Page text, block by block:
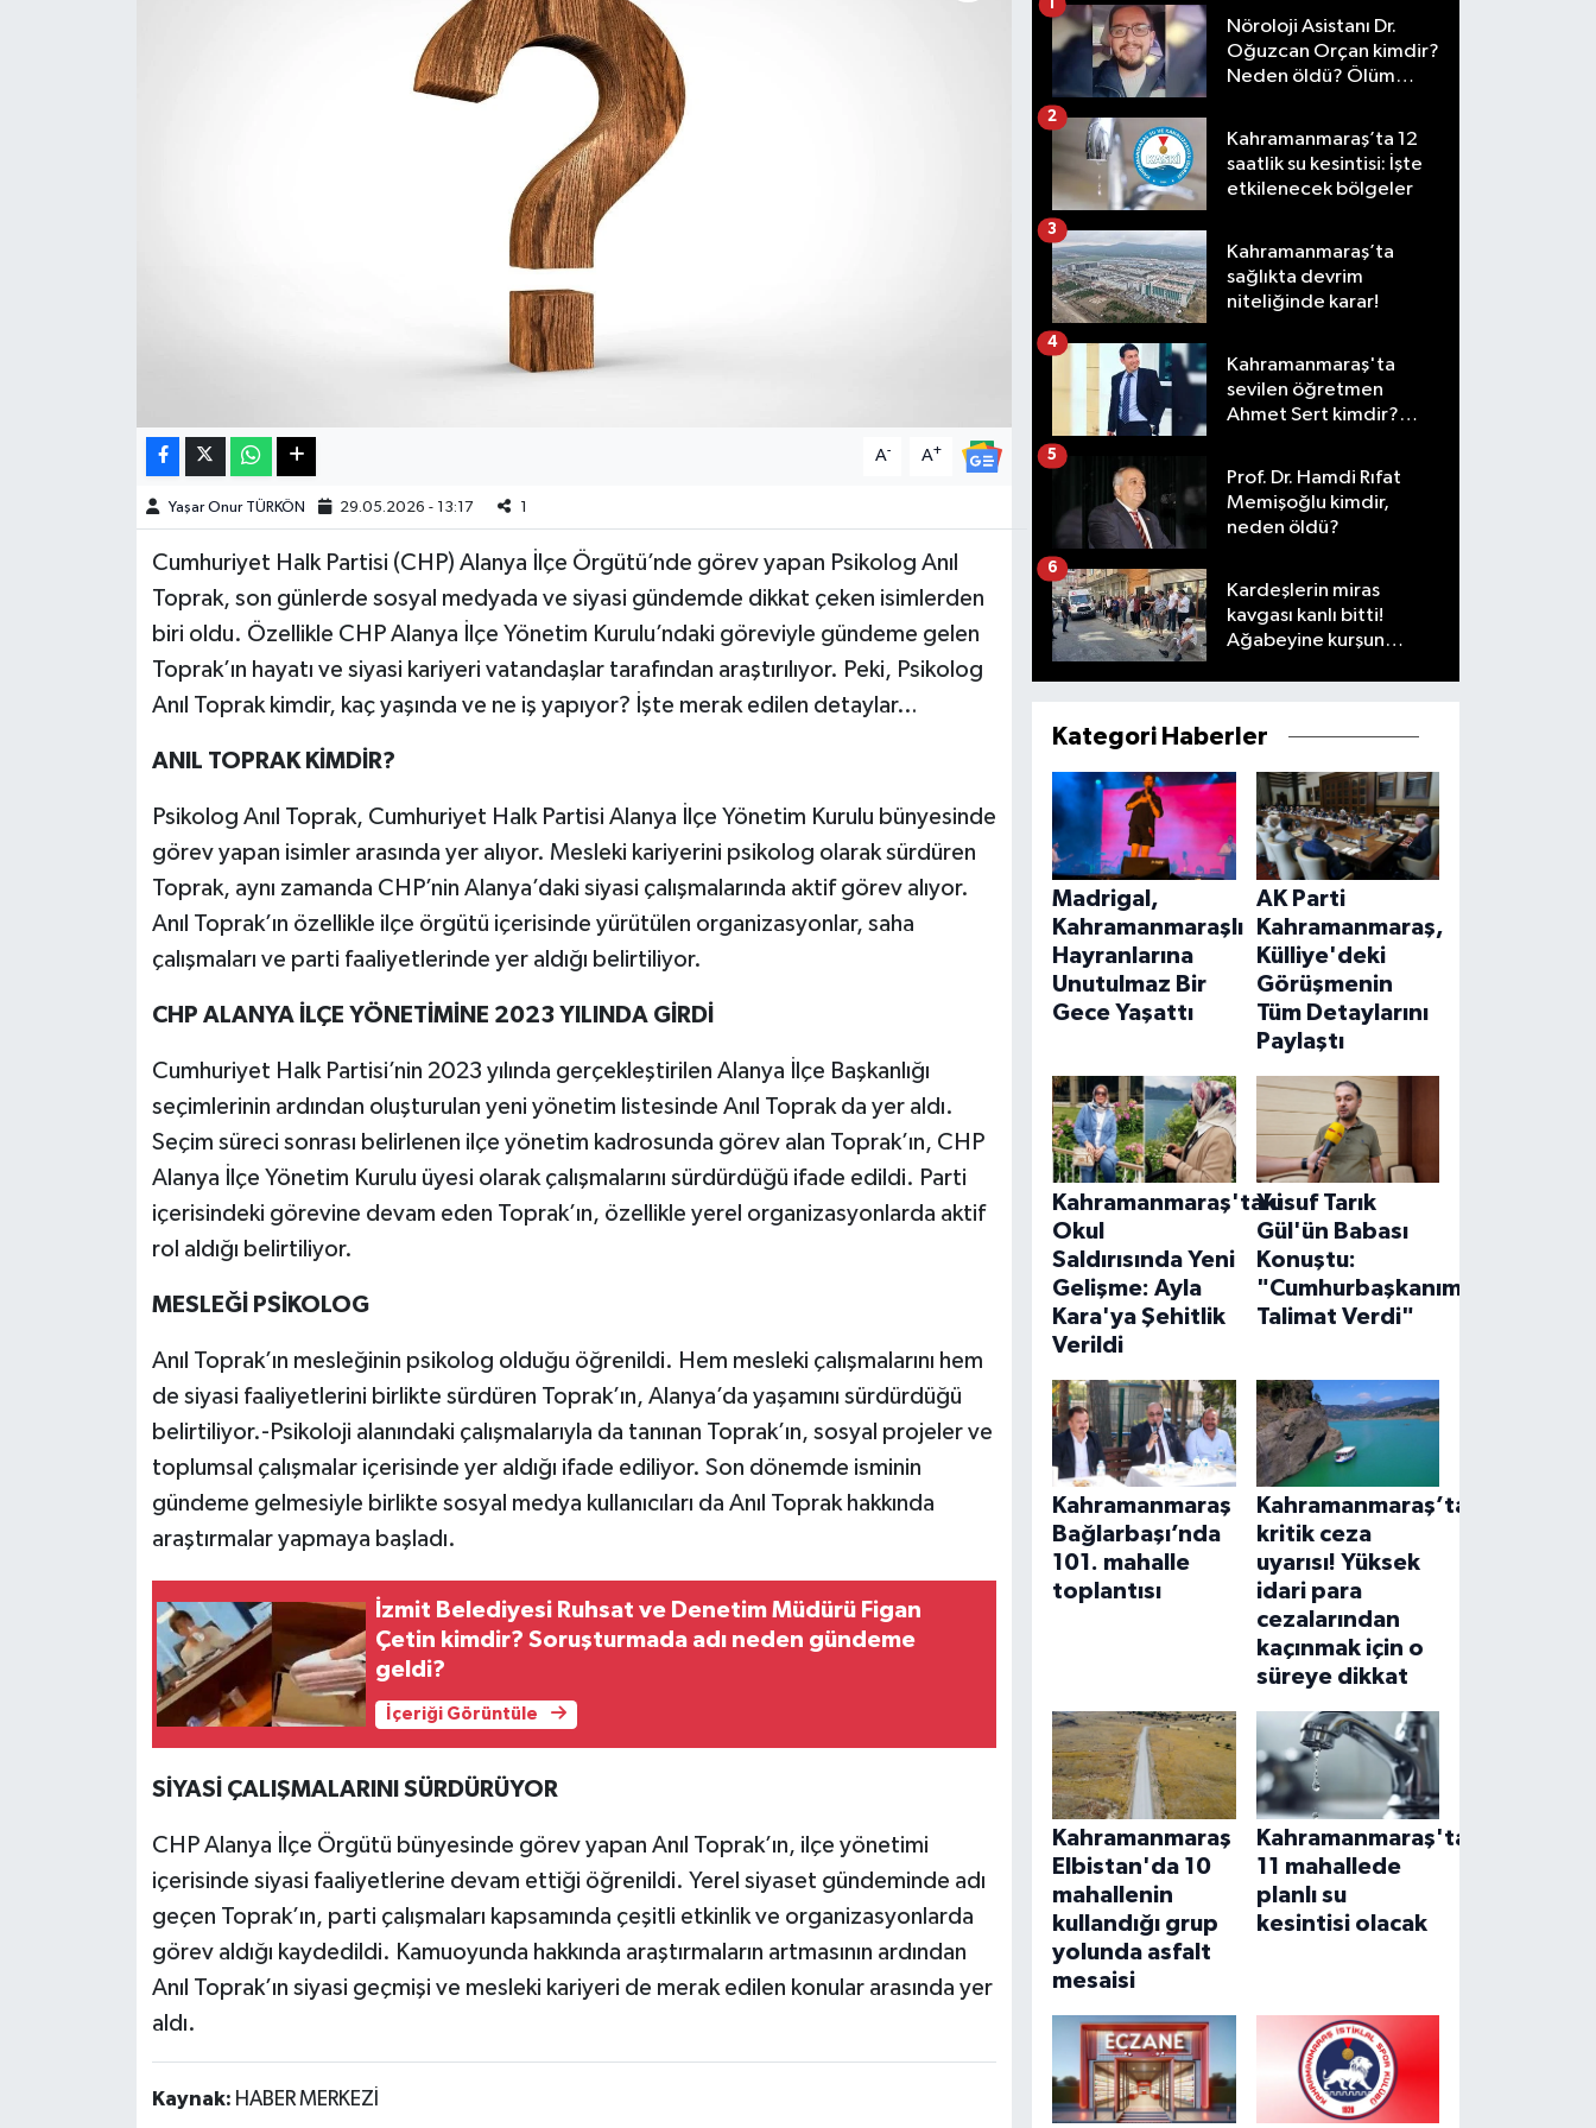
A- A+
Yaşar Onur TÜRKÖN 29.05.2026 - 13:17 1
Cumhuriyet Halk Partisi (CHP) Alanya İlçe Örgütü’nde görev yapan Psikolog Anıl
Toprak, son günlerde sosyal medyada ve siyasi gündemde dikkat çeken isimlerden
biri oldu. Özellikle CHP Alanya İlçe Yönetim Kurulu’ndaki göreviyle gündeme gelen
Toprak’ın hayatı ve siyasi kariyeri vatandaşlar tarafından araştırılıyor. Peki, Psikolog
Anıl Toprak kimdir, kaç yaşında ve ne iş yapıyor? İşte merak edilen detaylar…
ANIL TOPRAK KİMDİR?
Psikolog Anıl Toprak, Cumhuriyet Halk Partisi Alanya İlçe Yönetim Kurulu bünyesinde
görev yapan isimler arasında yer alıyor. Mesleki kariyerini psikolog olarak sürdüren
Toprak, aynı zamanda CHP’nin Alanya’daki siyasi çalışmalarında aktif görev alıyor.
Anıl Toprak’ın özellikle ilçe örgütü içerisinde yürütülen organizasyonlar, saha
çalışmaları ve parti faaliyetlerinde yer aldığı belirtiliyor.
CHP ALANYA İLÇE YÖNETİMİNE 2023 YILINDA GİRDİ
Cumhuriyet Halk Partisi’nin 2023 yılında gerçekleştirilen Alanya İlçe Başkanlığı
seçimlerinin ardından oluşturulan yeni yönetim listesinde Anıl Toprak da yer aldı.
Seçim süreci sonrası belirlenen ilçe yönetim kadrosunda görev alan Toprak’ın, CHP
Alanya İlçe Yönetim Kurulu üyesi olarak çalışmalarını sürdürdüğü ifade edildi. Parti
içerisindeki görevine devam eden Toprak’ın, özellikle yerel organizasyonlarda aktif
rol aldığı belirtiliyor.
MESLEĞİ PSİKOLOG
Anıl Toprak’ın mesleğinin psikolog olduğu öğrenildi. Hem mesleki çalışmalarını hem
de siyasi faaliyetlerini birlikte sürdüren Toprak’ın, Alanya’da yaşamını sürdürdüğü
belirtiliyor.-Psikoloji alanındaki çalışmalarıyla da tanınan Toprak’ın, sosyal projeler ve
toplumsal çalışmalar içerisinde yer aldığı ifade ediliyor. Son dönemde isminin
gündeme gelmesiyle birlikte sosyal medya kullanıcıları da Anıl Toprak hakkında
araştırmalar yapmaya başladı.
İzmit Belediyesi Ruhsat ve Denetim Müdürü Figan
Çetin kimdir? Soruşturmada adı neden gündeme
geldi?
İçeriği Görüntüle
SİYASİ ÇALIŞMALARINI SÜRDÜRÜYOR
CHP Alanya İlçe Örgütü bünyesinde görev yapan Anıl Toprak’ın, ilçe yönetimi
içerisinde siyasi faaliyetlerine devam ettiği öğrenildi. Yerel siyaset gündeminde adı
geçen Toprak’ın, parti çalışmaları kapsamında çeşitli etkinlik ve organizasyonlarda
görev aldığı kaydedildi. Kamuoyunda hakkında araştırmaların artmasının ardından
Anıl Toprak’ın siyasi geçmişi ve mesleki kariyeri de merak edilen konular arasında yer
aldı.
Kaynak: HABER MERKEZİ
Nöroloji Asistanı Dr.
Oğuzcan Orçan kimdir?
Neden öldü? Ölüm
1
Kahramanmaraş’ta 12
saatlik su kesintisi: İşte
etkilenecek bölgeler
2
Kahramanmaraş’ta
sağlıkta devrim
niteliğinde karar!
3
Kahramanmaraş'ta
sevilen öğretmen
Ahmet Sert kimdir?
4
Prof. Dr. Hamdi Rıfat
Memişoğlu kimdir,
neden öldü?
5
Kardeşlerin miras
kavgası kanlı bitti!
Ağabeyine kurşun
6
Kategori Haberler
Madrigal,
Kahramanmaraşlı
Hayranlarına
Unutulmaz Bir
Gece Yaşattı
AK Parti
Kahramanmaraş,
Külliye'deki
Görüşmenin
Tüm Detaylarını
Paylaştı
Kahramanmaraş'taki
Okul
Saldırısında Yeni
Gelişme: Ayla
Kara'ya Şehitlik
Verildi
Yusuf Tarık
Gül'ün Babası
Konuştu:
"Cumhurbaşkanımız
Talimat Verdi"
Kahramanmaraş
Bağlarbaşı’nda
101. mahalle
toplantısı
Kahramanmaraş’ta
kritik ceza
uyarısı! Yüksek
idari para
cezalarından
kaçınmak için o
süreye dikkat
Kahramanmaraş
Elbistan'da 10
mahallenin
kullandığı grup
yolunda asfalt
mesaisi
Kahramanmaraş'ta
11 mahallede
planlı su
kesintisi olacak
SürManşet
Teknoloji
KAHRAMANMARAŞ